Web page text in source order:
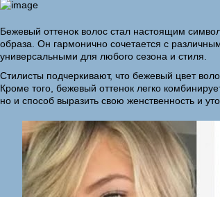
Бежевый оттенок волос стал настоящим
образа. Он гармонично сочетается с
универсальными для любого сезона и стиля.
Стилисты подчеркивают, что бежевый цвет
Кроме того, бежевый оттенок легко
но и способ выразить свою женственность и